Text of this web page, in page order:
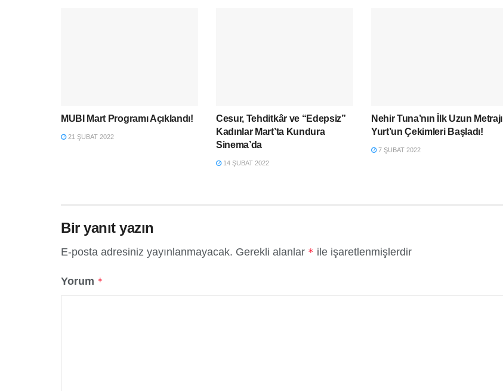
MUBI Mart Programı Açıklandı!
21 ŞUBAT 2022
Cesur, Tehditkâr ve “Edepsiz”
Kadınlar Mart’ta Kundura
Sinema’da
14 ŞUBAT 2022
Nehir Tuna’nın İlk Uzun Metrajı
Yurt’un Çekimleri Başladı!
7 ŞUBAT 2022
Bir yanıt yazın
E-posta adresiniz yayınlanmayacak. Gerekli alanlar * ile işaretlenmişlerdir
Yorum *